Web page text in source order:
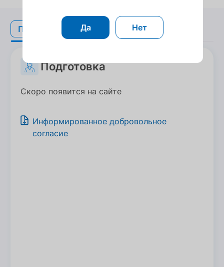
Подготовка
Подготовка
Подготовка
Скоро появится на сайте
Информированное добровольное
согласие
Да Нет